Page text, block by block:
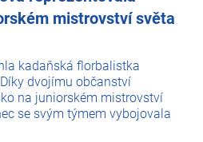
mistrovství světa
kadaňská florbalistka
dvojímu občanství
na juniorském mistrovství
se svým týmem vybojovala